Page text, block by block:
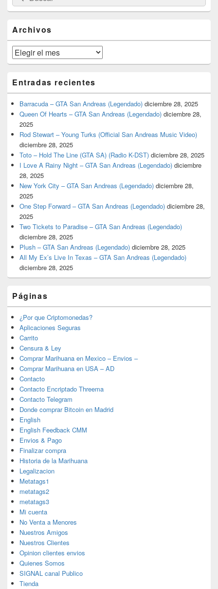
de
widget
lateral
primaria
por:
Archivos
Archivos
Entradas recientes
Barracuda – GTA San Andreas (Legendado) diciembre 28, 2025
Queen Of Hearts – GTA San Andreas (Legendado) diciembre 28,
2025
Rod Stewart – Young Turks (Official San Andreas Music Video)
diciembre 28, 2025
Toto – Hold The Line (GTA SA) (Radio K-DST) diciembre 28, 2025
I Love A Rainy Night – GTA San Andreas (Legendado) diciembre
28, 2025
New York City – GTA San Andreas (Legendado) diciembre 28,
2025
One Step Forward – GTA San Andreas (Legendado) diciembre 28,
2025
Two Tickets to Paradise – GTA San Andreas (Legendado)
diciembre 28, 2025
Plush – GTA San Andreas (Legendado) diciembre 28, 2025
All My Ex’s Live In Texas – GTA San Andreas (Legendado)
diciembre 28, 2025
Páginas
¿Por que Criptomonedas?
Aplicaciones Seguras
Carrito
Censura & Ley
Comprar Marihuana en Mexico – Envios –
Comprar Marihuana en USA – AD
Contacto
Contacto Encriptado Threema
Contacto Telegram
Donde comprar Bitcoin en Madrid
English
English Feedback CMM
Envios & Pago
Finalizar compra
Historia de la Marihuana
Legalizacion
Metatags1
metatags2
metatags3
Mi cuenta
No Venta a Menores
Nuestros Amigos
Nuestros Clientes
Opinion clientes envios
Quienes Somos
SIGNAL canal Publico
Tienda